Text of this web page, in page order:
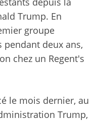
Trump. En
groupe
deux ans,
chez un Regent's
le mois dernier, au
Trump,